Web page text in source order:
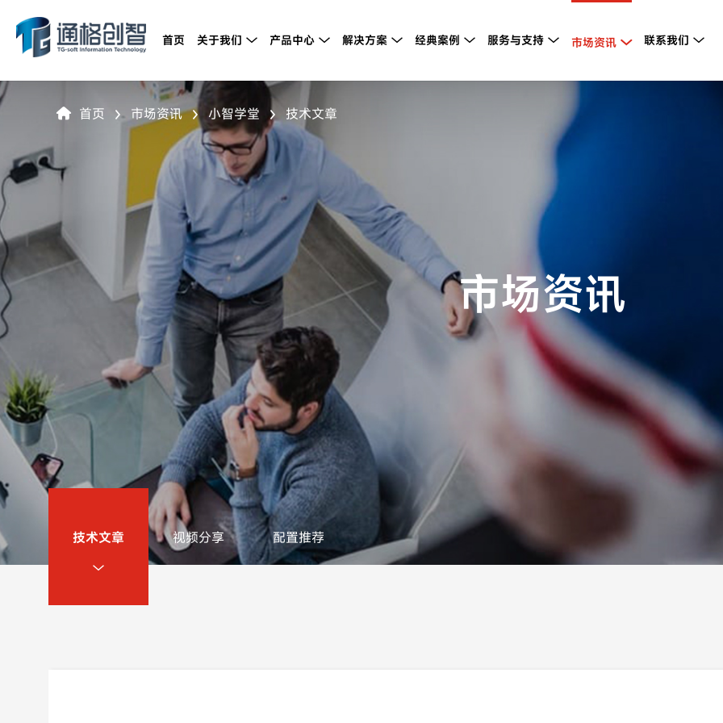
首页 关于我们  产品中心  解决方案  经典案例  服务与支持  市场资讯  联系我们 
 首页  市场资讯  小智学堂  技术文章
市场资讯
技术文章

视频分享 配置推荐